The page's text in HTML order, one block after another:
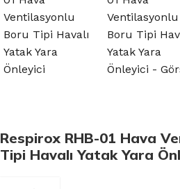
Respirox RHB-01 Hava
Tipi Havalı Yatak Yara